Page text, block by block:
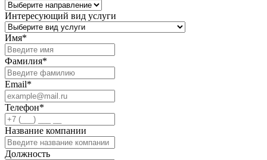
Интересующий вид услуги
Имя*
Фамилия*
Email*
Телефон*
Название компании
Должность